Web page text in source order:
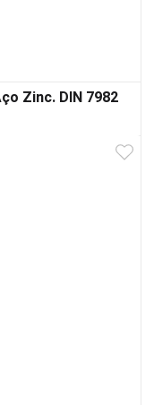
Zinc. DIN 7982